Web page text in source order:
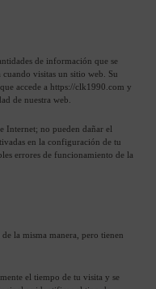
de información que se
visitas un sitio web. Su
accede a https://clk1990.com y
de nuestra web.
Internet; no pueden dañar el
en la configuración de tu
errores de funcionamiento de la
la misma manera, pero tienen
el tiempo de tu visita y se